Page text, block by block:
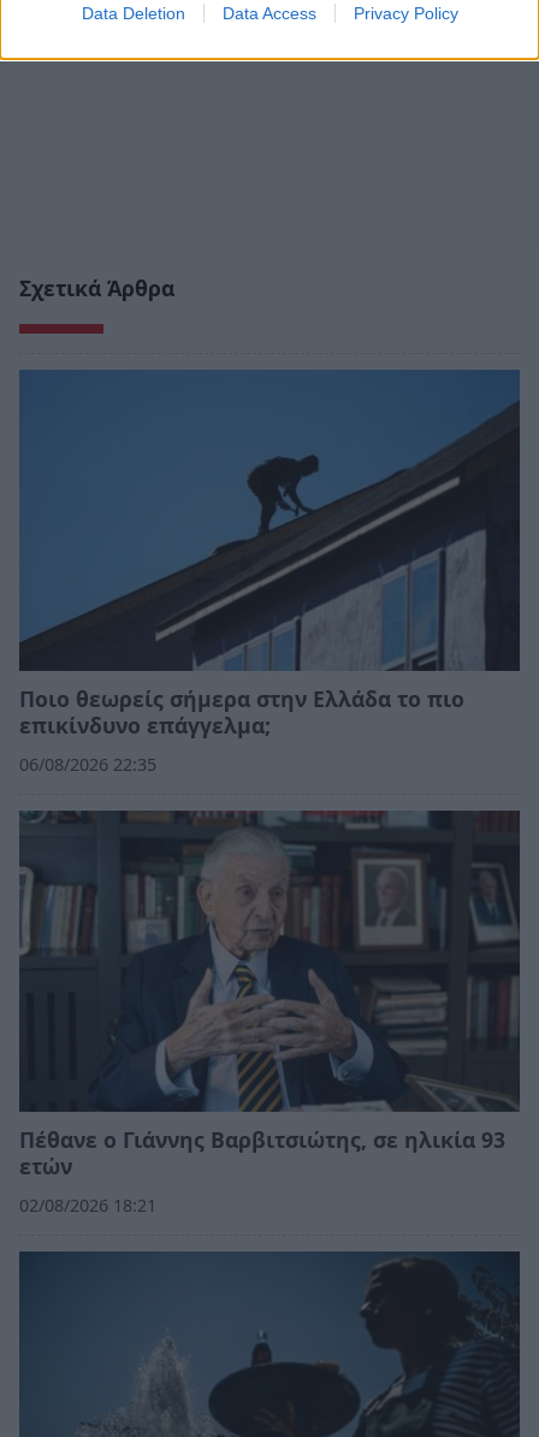
Data Deletion Data Access Privacy Policy
Σχετικά Άρθρα
Ποιο θεωρείς σήμερα στην Ελλάδα το πιο
επικίνδυνο επάγγελμα;
06/08/2026 22:35
Πέθανε ο Γιάννης Βαρβιτσιώτης, σε ηλικία 93
ετών
02/08/2026 18:21